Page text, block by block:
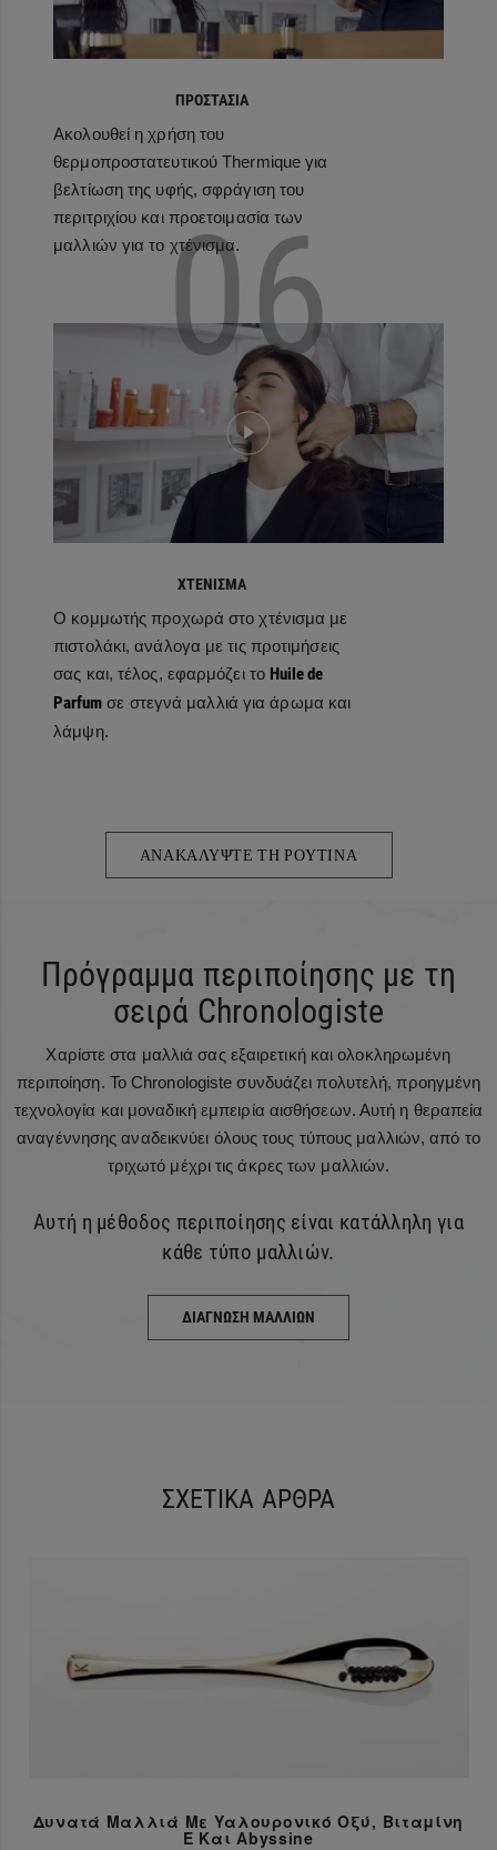
ΠΡΟΣΤΑΣΙΑ
Ακολουθεί η χρήση του
θερμοπροστατευτικού Thermique για
βελτίωση της υφής, σφράγιση του
περιτριχίου και προετοιμασία των
μαλλιών για το χτένισμα.06
ΧΤΕΝΙΣΜΑ
Ο κομμωτής προχωρά στο χτένισμα με
πιστολάκι, ανάλογα με τις προτιμήσεις
σας και, τέλος, εφαρμόζει το Huile de
Parfum σε στεγνά μαλλιά για άρωμα και
λάμψη.
ΑΝΑΚΑΛΥΨΤΕ ΤΗ ΡΟΥΤΙΝΑ
Πρόγραμμα περιποίησης με τη
σειρά Chronologiste
Χαρίστε στα μαλλιά σας εξαιρετική και ολοκληρωμένη
περιποίηση. Το Chronologiste συνδυάζει πολυτελή, προηγμένη
τεχνολογία και μοναδική εμπειρία αισθήσεων. Αυτή η θεραπεία
αναγέννησης αναδεικνύει όλους τους τύπους μαλλιών, από το
τριχωτό μέχρι τις άκρες των μαλλιών.
Αυτή η μέθοδος περιποίησης είναι κατάλληλη για
κάθε τύπο μαλλιών.
ΔΙΑΓΝΩΣΗ ΜΑΛΛΙΩΝ
ΣΧΕΤΙΚΑ ΑΡΘΡΑ
Δυνατά Μαλλιά Με Υαλουρονικό Οξύ, Βιταμίνη
Ε Και Abyssine